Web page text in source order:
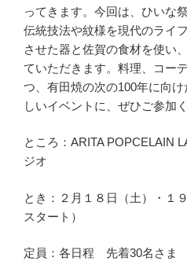
ってきます。今回は、ひいな
伝統技法や紋様を現代のライ
させた器と佐賀の食材を使い
ていただきます。料理、コー
つ、有田焼の次の100年に向
しいイベントに、ぜひご参加く
ところ：ARITA POPCELAIN
ジオ
とき：２月１８日（土）・１
スタート）
定員：各日程 先着30名さま